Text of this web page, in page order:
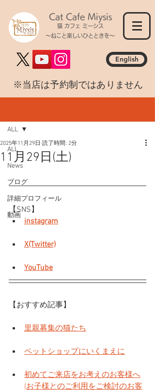
Cat Cafe Miysis
猫 カフェ ミーシス
～ねこと楽しいひとときを～
English
​※当店は予約制ではありません
ALL
News
ブログ
詳細プロフィール
動画
ALL
11月29日(土)
2025年11月29日 読了時間: 2分
【SNS】
instagram
X(Twitter)
YouTube
【おすすめ記事】
里親募集の猫たち
ペットショップにいくまえに
初めてご来店をお考えのお客様へ
(お子様とのご利用をご検討のお客